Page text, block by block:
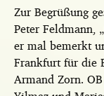
Zur Begrüßung
Peter Feldmann,
er mal bemerkt
Frankfurt für die
Armand Zorn.